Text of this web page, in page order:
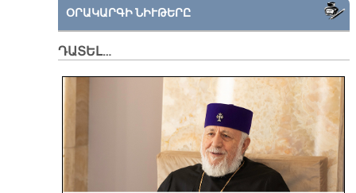
ՕՐԱԿԱՐԳԻ ՆԻՒԹԵՐԸ
ԴԱՏԵԼ…